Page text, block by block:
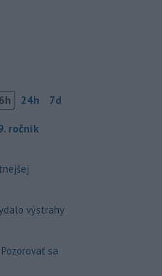
6h 24h 7d
ročník
výstrahy
Pozorovať sa